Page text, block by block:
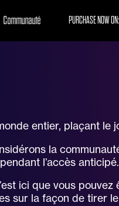
Communauté PURCHASE NOW ON:
entier, plaçant le
la
l’accès anticipé.
ici que vous
sur la façon de tirer